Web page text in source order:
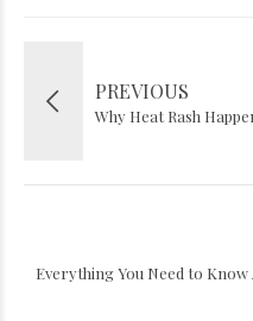
PREVIOUS
Why Heat Rash
Everything You Need to